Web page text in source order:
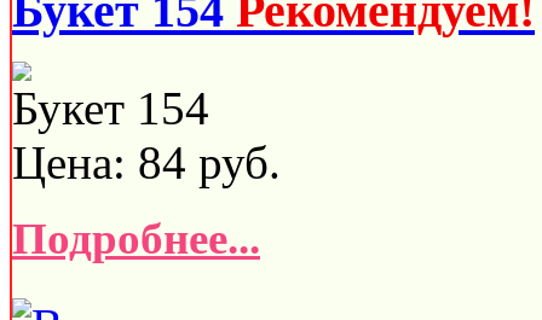
Букет 154
Цена: 84 руб.
Подробнее...